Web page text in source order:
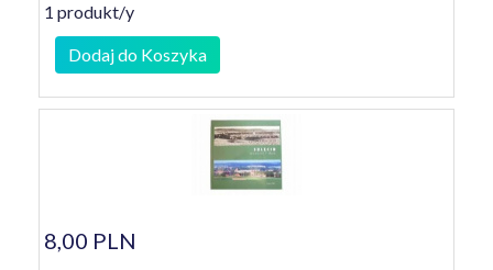
1 produkt/y
Dodaj do Koszyka
8,00 PLN